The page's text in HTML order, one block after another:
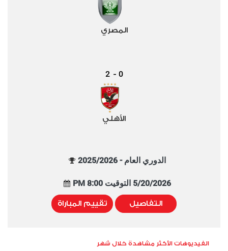
المصري
0
-
2
الأهلي
الدوري العام - 2025/2026
5/20/2026 التوقيت 8:00 PM
التفاصيل تقييم المباراة
الفيديوهات الأكثر مشاهدة خلال شهر